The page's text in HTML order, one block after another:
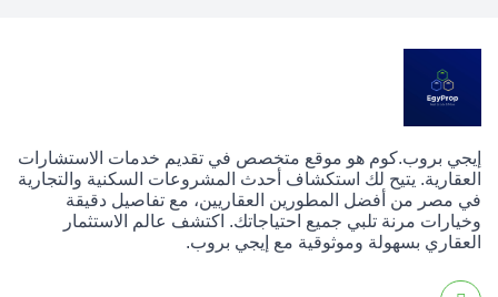
إيجي بروب.كوم هو موقع متخصص في تقديم خدمات الاستشارات
العقارية. يتيح لك استكشاف أحدث المشروعات السكنية والتجارية
في مصر من أفضل المطورين العقاريين، مع تفاصيل دقيقة
وخيارات مرنة تلبي جميع احتياجاتك. اكتشف عالم الاستثمار
العقاري بسهولة وموثوقية مع إيجي بروب.